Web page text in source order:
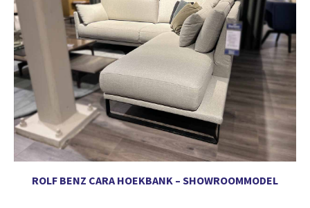
ROLF BENZ CARA HOEKBANK – SHOWROOMMODEL